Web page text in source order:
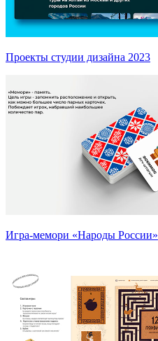
Проекты студии дизайна 2023
Игра-мемори «Народы России»